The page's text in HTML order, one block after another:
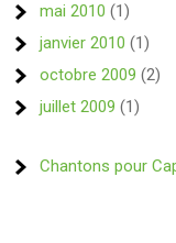
mai 2010 (1)
janvier 2010 (1)
octobre 2009 (2)
juillet 2009 (1)
Chantons pour